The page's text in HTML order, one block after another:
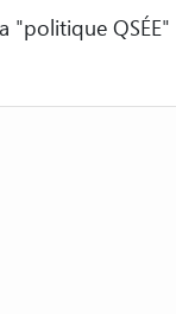
"politique QSÉE"